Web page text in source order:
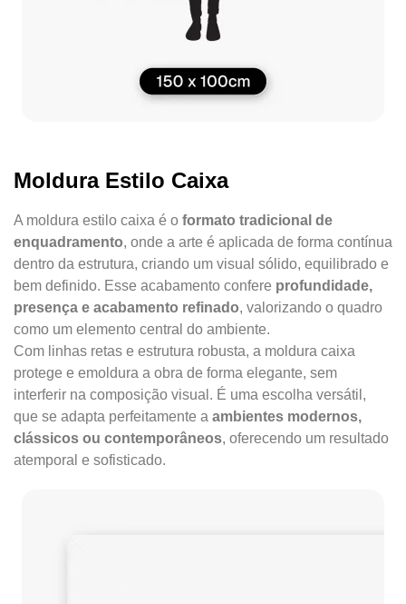
Moldura Estilo Caixa
A moldura estilo caixa é o formato tradicional de
enquadramento, onde a arte é aplicada de forma contínua
dentro da estrutura, criando um visual sólido, equilibrado e
bem definido. Esse acabamento confere profundidade,
presença e acabamento refinado, valorizando o quadro
como um elemento central do ambiente.
Com linhas retas e estrutura robusta, a moldura caixa
protege e emoldura a obra de forma elegante, sem
interferir na composição visual. É uma escolha versátil,
que se adapta perfeitamente a ambientes modernos,
clássicos ou contemporâneos, oferecendo um resultado
atemporal e sofisticado.